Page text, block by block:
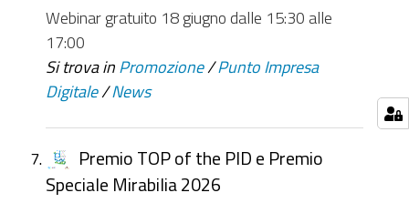
Webinar gratuito 18 giugno dalle 15:30 alle
17:00
Si trova in Promozione /Punto Impresa
Digitale /News
Premio TOP of the PID e Premio
Speciale Mirabilia 2026